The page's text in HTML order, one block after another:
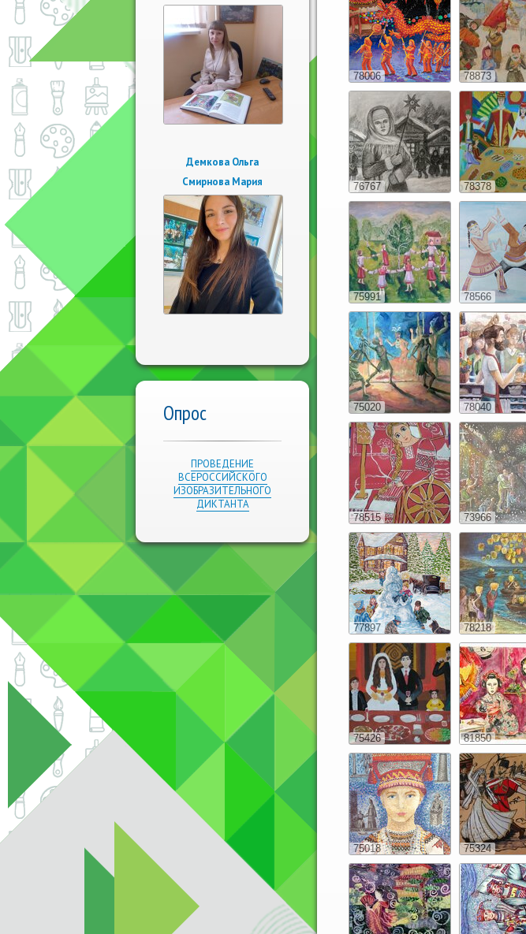
Демкова Ольга
Смирнова Мария
Опрос
ПРОВЕДЕНИЕ
ВСЕРОССИЙСКОГО
ИЗОБРАЗИТЕЛЬНОГО
ДИКТАНТА
78006 78873
76767 78378
75991 78566
75020 78040
78515 73966
77897 78218
75426 81850
75018 75324